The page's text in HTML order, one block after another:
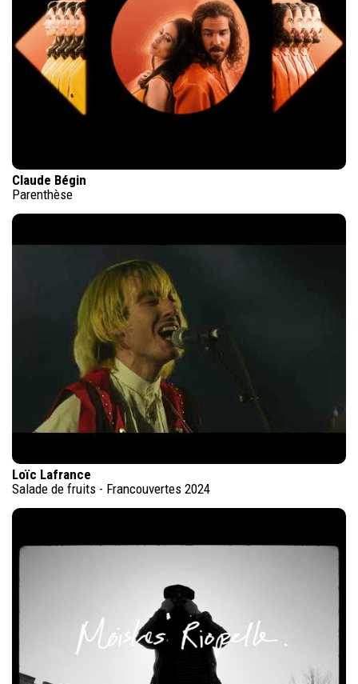
Claude Bégin
Parenthèse
Loïc Lafrance
Salade de fruits - Francouvertes 2024